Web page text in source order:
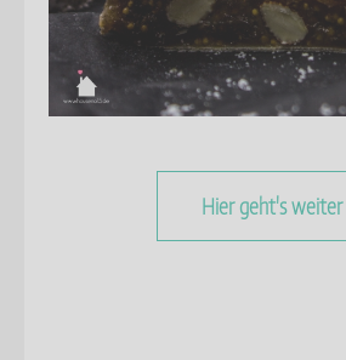
Hier geht's weiter